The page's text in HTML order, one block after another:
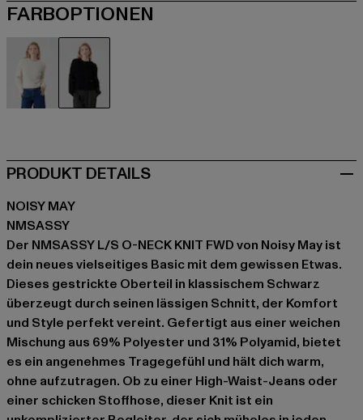
FARBOPTIONEN
PRODUKT DETAILS
NOISY MAY
NMSASSY
Der NMSASSY L/S O-NECK KNIT FWD von Noisy May ist
dein neues vielseitiges Basic mit dem gewissen Etwas.
Dieses gestrickte Oberteil in klassischem Schwarz
überzeugt durch seinen lässigen Schnitt, der Komfort
und Style perfekt vereint. Gefertigt aus einer weichen
Mischung aus 69% Polyester und 31% Polyamid, bietet
es ein angenehmes Tragegefühl und hält dich warm,
ohne aufzutragen. Ob zu einer High-Waist-Jeans oder
einer schicken Stoffhose, dieser Knit ist ein